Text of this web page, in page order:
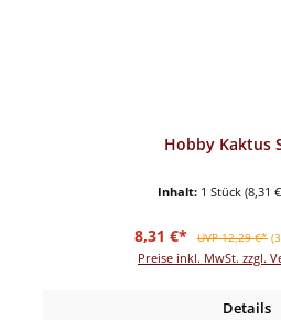
Hobby Kaktus
Inhalt: 1 Stück (8,31
Verkaufspreis:
8,31 €* Regulärer Preis:
UVP 12,29 €*
Preise inkl. MwSt. zzgl.
Details